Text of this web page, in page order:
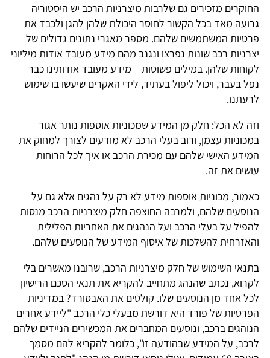
החוקרים מזכירים גם שלרבות מיצרניות הרכב יש היסטוריה
גרועה מאד בכל הקשור לחוסר היכולת שלהן להגן ולכבד את
פרטיות המשתמשים שלהם. מספר מאגרי נתונים גדולים של
יצרניות רכב שונות נפרצו ונגנב מהם מידע מעובד אודות מיליוני
לקוחות שלהן. במילים פשוטות – מידע מעובד אודותינו כבר
נפל בעבר, ויכול ליפול בעתיד, לידי האקרים שיעשו בו שימוש
לרעתנו.
וזה לא הכל: חלק מן המידע שמכוניות אוספות נותר אגור
במכוניות עצמן, ורוב בעלי הרכב לא מודעים לצורך למחוק את
המידע האישי שלהם עם מכירת הרכב או איך לכל הרוחות
עושים את זה.
כאמור, מכוניות אוספות מידע לא רק על נהגים אלא גם על
הנוסעים שלהם, ולמרבה החוצפה חלק מיצרניות הרכב מנסות
להפיל על בעלי הרכב ועל הנהגים את האחריות הפלילית
והאזרחית להשלכות של איסוף המידע של הנוסעים שלהם.
בתנאי השימוש של חלק מיצרניות הרכב, שרובנו מאשרים בלי
לקרוא, נכתב שהנהג מתחייב להקריא את תנאי הסכם הרישיון
לכל אחד מן הנוסעים שלו. קולטים את האבסורד? במדיניות
הפרטיות של פורד היא דורשת מבעלי כלי הרכב "ליידע אחרים
הנוהגים ברכב, ונוסעים המחברים את המכשירים הניידים שלהם
לרכב, על המידע שבהודעה זו", כלומר להקריא להם מסמך